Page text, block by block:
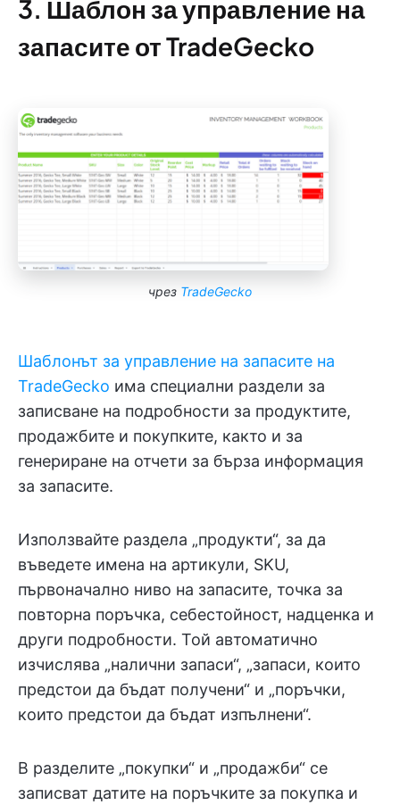
3. Шаблон за управление на
запасите от TradeGecko
чрез TradeGecko
Шаблонът за управление на запасите на
TradeGecko има специални раздели за
записване на подробности за продуктите,
продажбите и покупките, както и за
генериране на отчети за бърза информация
за запасите.
Използвайте раздела „продукти“, за да
въведете имена на артикули, SKU,
първоначално ниво на запасите, точка за
повторна поръчка, себестойност, надценка и
други подробности. Той автоматично
изчислява „налични запаси“, „запаси, които
предстои да бъдат получени“ и „поръчки,
които предстои да бъдат изпълнени“.
В разделите „покупки“ и „продажби“ се
записват датите на поръчките за покупка и